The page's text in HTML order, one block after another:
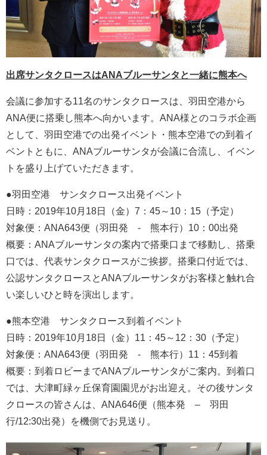
出席サンタクロースはANAブルーサンタと一緒に熊本へ
会議に参加する11名のサンタクロースは、羽田空港から
ANA便に搭乗し熊本へ向かいます。ANA様とのコラボ企画
として、羽田空港での出発イベント・熊本空港での到着イ
ベントともに、ANAブルーサンタが会議に合流し、イベン
トを盛り上げていただきます。
●羽田空港 サンタクロース出発イベント
日時：2019年10月18日（金）7：45～10：15（予定）
対象便：ANA643便（羽田発 - 熊本行）10：00出発
概要：ANAブルーサンタの案内で搭乗口まで移動し、搭乗
口では、代表サンタクロースがご挨拶。搭乗口付近では、
公認サンタクロースとANAブルーサンタがお客様と触れ合
い楽しいひと時を演出します。
●熊本空港 サンタクロース到着イベント
日時：2019年10月18日（金）11：45～12：30（予定）
対象便：ANA643便（羽田発 - 熊本行）11：45到着
概要：到着ロビーまでANAブルーサンタがご案内。到着口
では、大津町緑ヶ丘保育園園児がお出迎え。その後サンタ
クロースの皆さんは、ANA646便（熊本発 – 羽田
行/12:30出発）を機側でお見送り。